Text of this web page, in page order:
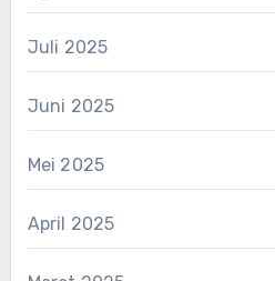
Juli 2025
Juni 2025
Mei 2025
April 2025